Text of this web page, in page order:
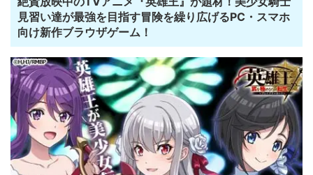
見習い達が最強を目指す冒険を繰り広げるPC・スマホ
向け新作ブラウザゲーム！